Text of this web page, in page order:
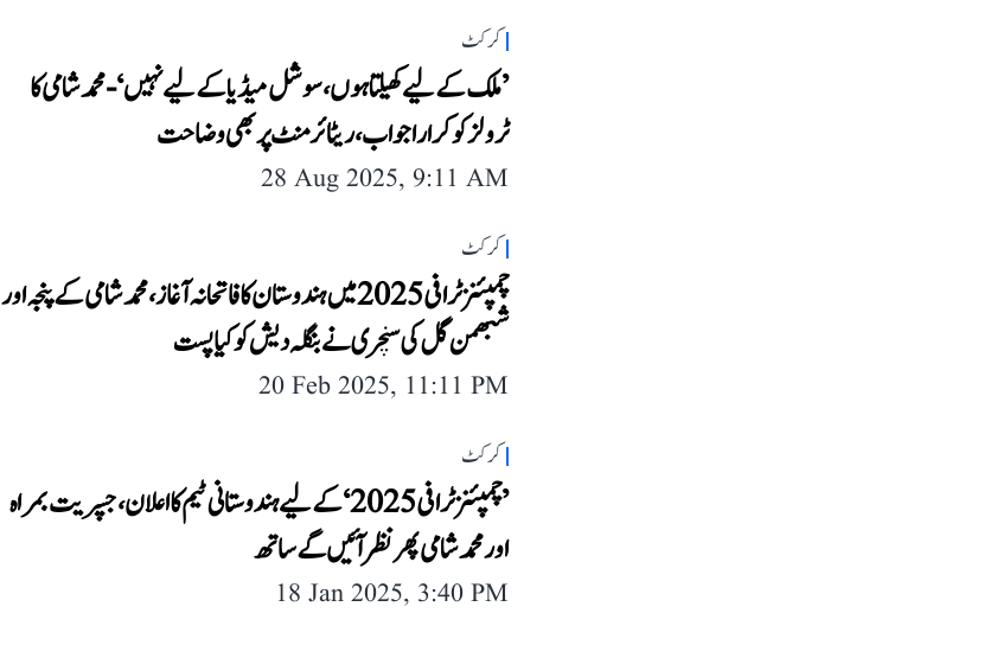
کرکٹ
’ملک کے لیے کھیلتا ہوں، سوشل میڈیا کے لیے نہیں‘- محمد شامی کا
ٹرولز کو کرارا جواب، ریٹائرمنٹ پر بھی وضاحت
28 Aug 2025, 9:11 AM
کرکٹ
چمپئنز ٹرافی 2025 میں ہندوستان کا فاتحانہ آغاز، محمد شامی کے پنجہ اور
شبھمن گل کی سنچری نے بنگلہ دیش کو کیا پست
20 Feb 2025, 11:11 PM
کرکٹ
’چمپئنز ٹرافی 2025‘ کے لیے ہندوستانی ٹیم کا اعلان، جسپریت بمراہ
اور محمد شامی پھر نظر آئیں گے ساتھ
18 Jan 2025, 3:40 PM